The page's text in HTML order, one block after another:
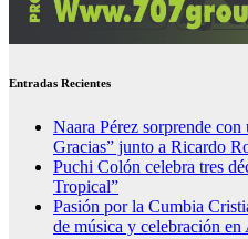
Entradas Recientes
Naara Pérez sorprende
Gracias” junto a Ricardo
Puchi Colón celebra tres
Tropical”
Pasión por la Cumbia
de música y celebración